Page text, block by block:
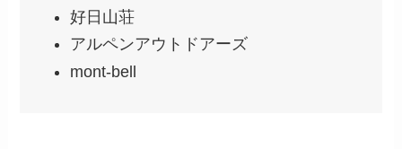
好日山荘
アルペンアウトドアーズ
mont-bell